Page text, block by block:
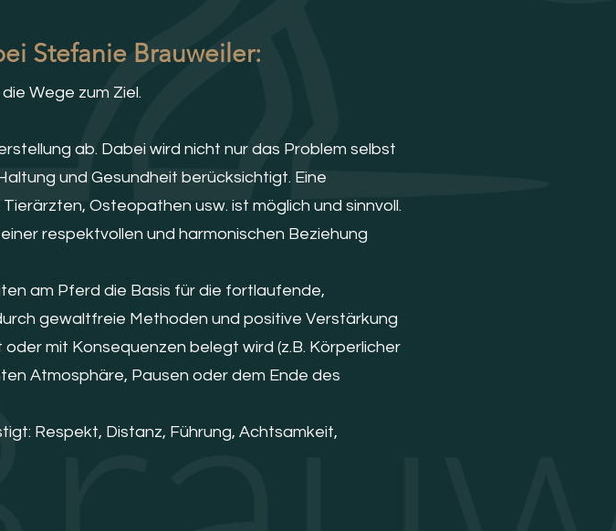
Stefanie Brauweiler:
Wege zum Ziel.
ab. Dabei wird nicht nur das Problem selbst
und Gesundheit berücksichtigt. Eine
Osteopathen usw. ist möglich und sinnvoll.
respektvollen und harmonischen Beziehung
am Pferd die Basis für die fortlaufende,
gewaltfreie Methoden und positive Verstärkung
mit Konsequenzen belegt wird (z.B. Körperlicher
Atmosphäre, Pausen oder dem Ende des
Respekt, Distanz, Führung, Achtsamkeit,